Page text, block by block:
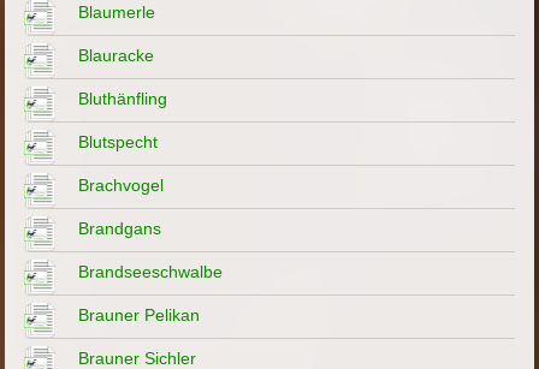
Blaumerle
Blauracke
Bluthänfling
Blutspecht
Brachvogel
Brandgans
Brandseeschwalbe
Brauner Pelikan
Brauner Sichler